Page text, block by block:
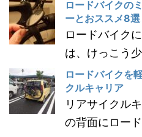
ロードバイクの
ーとおススメ8選
ロードバイク
は、けっこう
ロードバイクを
クルキャリア
リアサイクル
の背面にロー